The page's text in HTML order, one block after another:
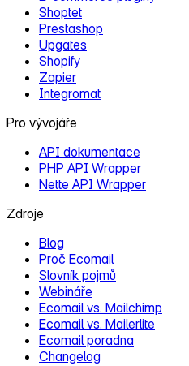
Shoptet
Prestashop
Upgates
Shopify
Zapier
Integromat
Pro vývojáře
API dokumentace
PHP API Wrapper
Nette API Wrapper
Zdroje
Blog
Proč Ecomail
Slovník pojmů
Webináře
Ecomail vs. Mailchimp
Ecomail vs. Mailerlite
Ecomail poradna
Changelog